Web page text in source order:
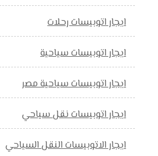
ايجار اتوبيسات رحلات
ايجار اتوبيسات سياحية
ايجار اتوبيسات سياحية مصر
ايجار اتوبيسات نقل سياحي
ايجار الاتوبيسات النقل السياحي